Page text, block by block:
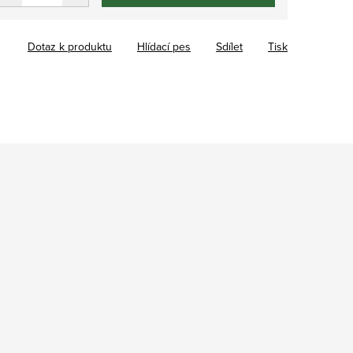
Tisk
Dotaz k produktu Hlídací pes Sdílet